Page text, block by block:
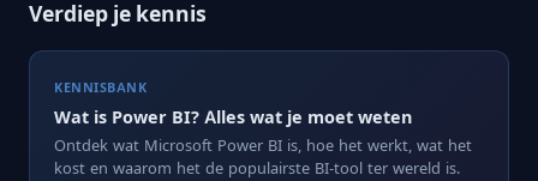
Verdiep je kennis
KENNISBANK
Wat is Power BI? Alles wat je moet weten
Ontdek wat Microsoft Power BI is, hoe het werkt, wat het
kost en waarom het de populairste BI-tool ter wereld is.